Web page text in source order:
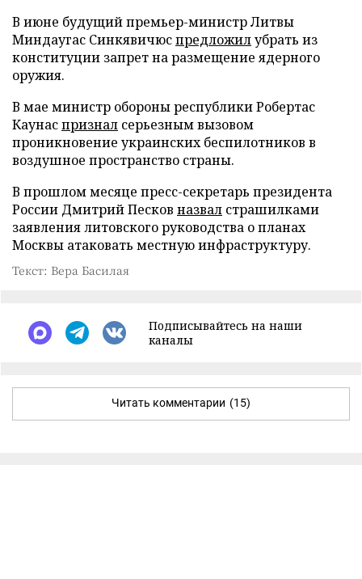
В июне будущий премьер-министр Литвы
Миндаугас Синкявичюспредложилубрать из
конституции запрет на размещение ядерного
оружия.
В мае министр обороны республики Робертас
Каунаспризнал серьезным вызовом
проникновение украинских беспилотников в
воздушное пространство страны.
В прошлом месяце пресс-секретарь президента
России Дмитрий Песков назвал страшилками
заявления литовского руководства о планах
Москвы атаковать местную инфраструктуру.
Текст: Вера Басилая
Подписывайтесь на наши
каналы
Читать комментарии (15)